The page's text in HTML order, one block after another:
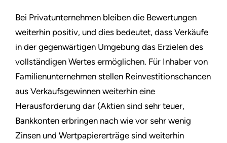
Bei Privatunternehmen bleiben die Bewertungen
weiterhin positiv, und dies bedeutet, dass Verkäufe
in der gegenwärtigen Umgebung das Erzielen des
vollständigen Wertes ermöglichen. Für Inhaber von
Familienunternehmen stellen Reinvestitionschancen
aus Verkaufsgewinnen weiterhin eine
Herausforderung dar (Aktien sind sehr teuer,
Bankkonten erbringen nach wie vor sehr wenig
Zinsen und Wertpapiererträge sind weiterhin